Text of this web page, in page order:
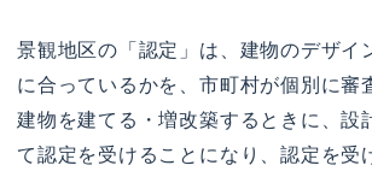
景観地区の「認定」は、建物のデザイ
に合っているかを、市町村が個別に審
建物を建てる・増改築するときに、設
て認定を受けることになり、認定を受